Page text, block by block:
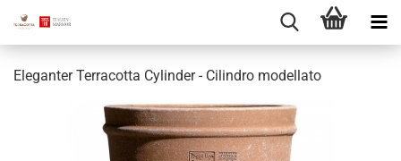
Eleganter Terracotta Cylinder - Cilindro modellato